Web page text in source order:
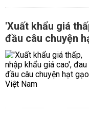
'Xuất khẩu giá
đầu câu chuyện